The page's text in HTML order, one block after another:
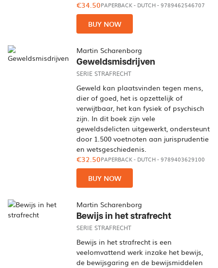
€34.50PAPERBACK- DUTCH- 9789462546707
BUY NOW
Martin Scharenborg
Geweldsmisdrijven
SERIE STRAFRECHT
Geweld kan plaatsvinden tegen mens,
dier of goed, het is opzettelijk of
verwijtbaar, het kan fysiek of psychisch
zijn. In dit boek zijn vele
geweldsdelicten uitgewerkt, ondersteunt
door 1.500 voetnoten aan jurisprudentie
en wetsgeschiedenis.
€32.50PAPERBACK- DUTCH- 9789403629100
BUY NOW
Martin Scharenborg
Bewijs in het strafrecht
SERIE STRAFRECHT
Bewijs in het strafrecht is een
veelomvattend werk inzake het bewijs,
de bewijsgaring en de bewijsmiddelen